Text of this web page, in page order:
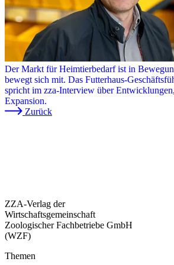
Der Markt für Heimtierbedarf ist in
bewegt sich mit. Das Futterhaus-
spricht im zza-Interview über
Expansion.
Zurück
ZZA-Verlag der
Wirtschaftsgemeinschaft
Zoologischer Fachbetriebe GmbH
(WZF)
Themen